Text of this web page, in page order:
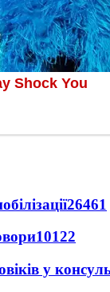
26461
10122
у